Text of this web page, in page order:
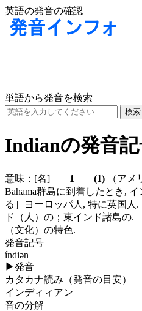
英語の発音の確認
単語から発音を検索
Indianの発音
意味： [名] 1 (1) （アメ
Bahama群島に到着したとき,
る］ヨーロッパ人, 特に英国
ド（人）の；東インド諸島
（文化）の特色.
発音記号
índiən
▶発音
カタカナ読み（発音の目安）
インディィアン
音の分解